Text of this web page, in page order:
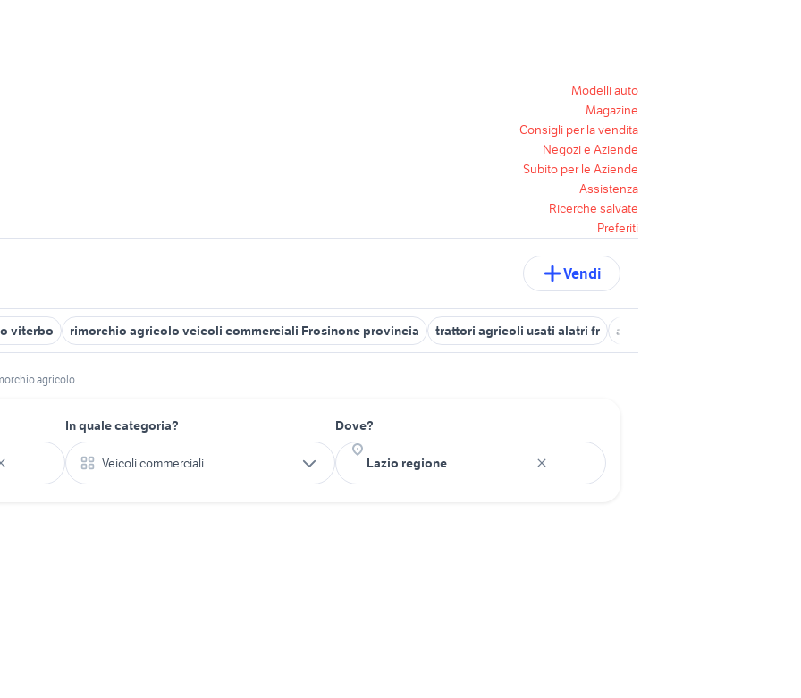
Modelli auto
Magazine
Consigli per la vendita
Negozi e Aziende
Subito per le Aziende
Assistenza
Ricerche salvate
Preferiti
Vendi
viterbo rimorchio agricolo veicoli commerciali Frosinone provincia trattori agricoli usati alatri fr attrezzatura agricola lazio
agricolo
In quale categoria?
Veicoli commerciali
Dove?